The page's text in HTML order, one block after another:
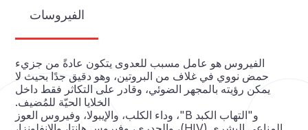
الفيروسات
الفيروس هو عامل مسبب للعدوى يتكون عادةً من جزيء
حمض نووي في غلاف من البروتين، وهو دقيق جدًا بحيث لا
يمكن رؤيته بالمجهر الضوئي، وقادر على التكاثر فقط داخل
الخلايا الحيّة للمُضيف.
و"التهاب الكبد B"، وداء الكلب، والإيبولا، وفيروس العوز